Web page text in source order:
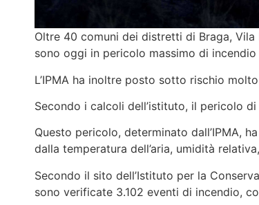
Oltre 40 comuni dei distretti di Braga, Vila
sono oggi in pericolo massimo di incendio
L’IPMA ha inoltre posto sotto rischio
Secondo i calcoli dell’istituto, il pericolo
Questo pericolo, determinato dall’IPMA,
dalla temperatura dell’aria, umidità
Secondo il sito dell’Istituto per la
sono verificate 3.102 eventi di incendio,